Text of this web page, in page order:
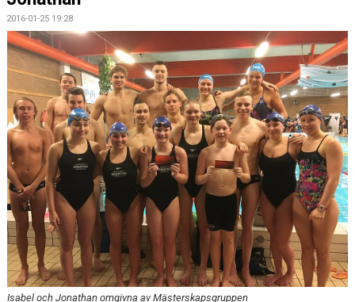
2016-01-25 19:28
Isabel och Jonathan omgivna av Mästerskapsgruppen